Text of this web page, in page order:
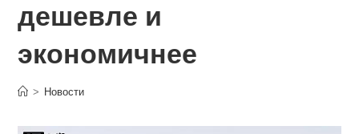
дешевле и
экономичнее
> Новости